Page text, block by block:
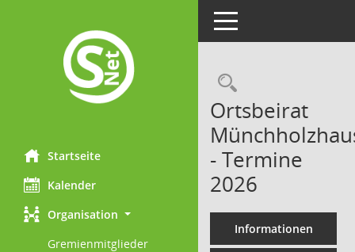
Startseite
Kalender
Organisation
Gremienmitglieder
Toggle navigation
Ortsbeirat
- Termine
2026
Informationen